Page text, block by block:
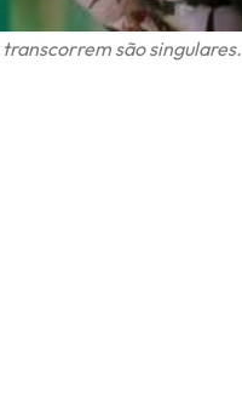
são singulares.